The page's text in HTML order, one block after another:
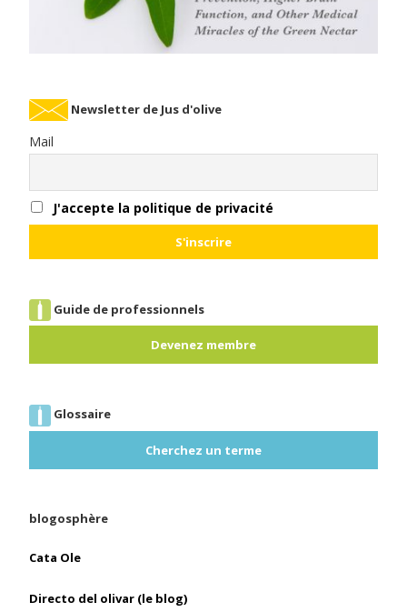
Newsletter de Jus d'olive
Mail
J'accepte la politique de privacité
Guide de professionnels
Devenez membre
Glossaire
Cherchez un terme
blogosphère
Cata Ole
Directo del olivar (le blog)